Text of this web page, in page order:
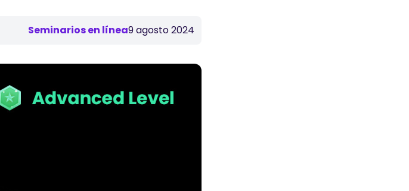
Seminarios en línea9 agosto 2024